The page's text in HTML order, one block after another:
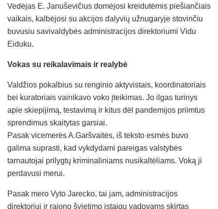
Vedėjas E. Januševičius domėjosi kreidutėmis piešiančiais
vaikais, kalbėjosi su akcijos dalyvių užnugaryje stovinčiu
buvusiu savivaldybės administracijos direktoriumi Vidu
Eiduku.
Vokas su reikalavimais ir realybė
Valdžios pokalbius su renginio aktyvistais, koordinatoriais
bei kuratoriais vainikavo voko įteikimas. Jo ilgas turinys
apie skiepijimą, testavimą ir kitus dėl pandemijos priimtus
sprendimus skaitytas garsiai.
Pasak vicemerės A.Garšvaitės, iš teksto esmės buvo
galima suprasti, kad vykdydami pareigas valstybės
tarnautojai prilygtų kriminaliniams nusikaltėliams. Voką ji
perdavusi merui.
Pasak mero Vyto Jarecko, tai jam, administracijos
direktoriui ir rajono švietimo įstaigų vadovams skirtas